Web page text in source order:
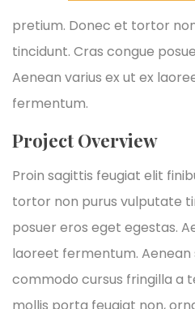
pretium. Donec et tortor
tincidunt. Cras congue
Aenean varius ex ut ex
fermentum.
Project Overview
Proin sagittis feugiat elit
tortor non purus vulputate
posuer eros eget egestas.
laoreet fermentum.
commodo cursus fringilla a
mollis porta feugiat non,